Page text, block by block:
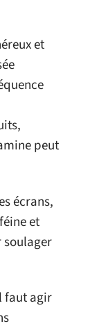
et
peut
écrans,
et
soulager
faut agir